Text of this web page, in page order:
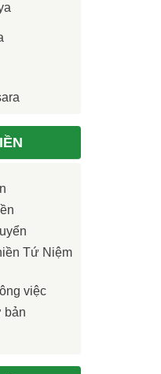
Tứ Niệm
việc
bản